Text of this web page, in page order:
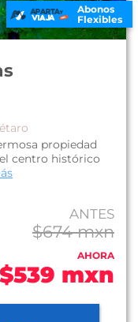
Abonos
Flexibles
propiedad
centro histórico
ANTES
$674 mxn
AHORA
$539 mxn